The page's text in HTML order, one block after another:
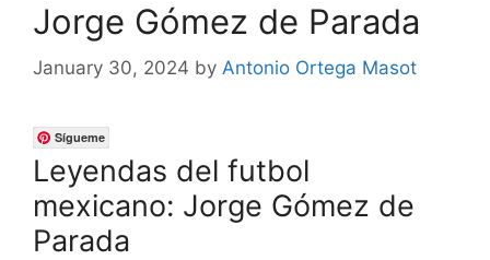
Jorge Gómez de Parada
January 30, 2024 by Antonio Ortega Masot
Sígueme
Leyendas del futbol
mexicano: Jorge Gómez de
Parada